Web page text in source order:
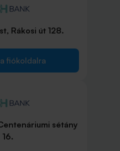
Rákosi út 128.
fiókoldalra
sétány
16.